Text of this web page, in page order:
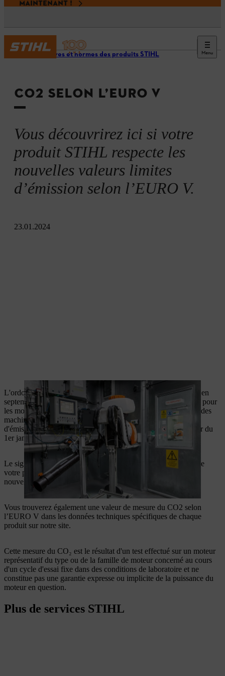
MAINTENANT !
Menu
Directives et normes des produits STIHL
CO2 SELON L’EURO V
Vous découvrirez ici si votre
produit STIHL respecte les
nouvelles valeurs limites
d’émission selon l’EURO V.
23.01.2024
L'ordonnance de l'UE 2016/1628 EURO V entrée en vigueur en
septembre 2016 définit de nouvelles valeurs limites d'émission pour
les moteurs à combustion interne (moteurs à essence et diesel) des
machines et appareils mobiles. Ces nouvelles valeurs limites
d'émission seront applicables à tous les produits STIHL à partir du
1er janvier 2019.
Le sigle « 2016/1628 » figurant dans le numéro de réception de
votre produit STIHL indique que celui-ci est conforme aux
nouvelles valeurs limites d'émission selon EURO V.
Vous trouverez également une valeur de mesure du CO2 selon
l’EURO V dans les données techniques spécifiques de chaque
produit sur notre site.
Cette mesure du CO₂ est le résultat d'un test effectué sur un moteur
représentatif du type ou de la famille de moteur concerné au cours
d'un cycle d'essai fixe dans des conditions de laboratoire et ne
constitue pas une garantie expresse ou implicite de la puissance du
moteur en question.
Plus de services STIHL